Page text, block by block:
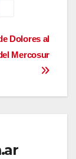
Dolores al
Mercosur